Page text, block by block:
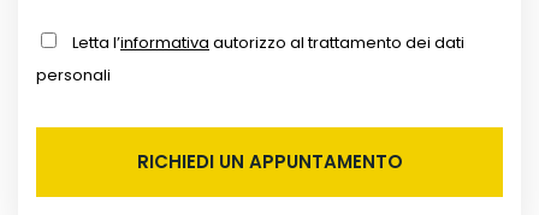
Letta l’informativa autorizzo al trattamento dei dati
personali